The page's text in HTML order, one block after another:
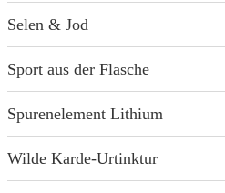
Selen & Jod
Sport aus der Flasche
Spurenelement Lithium
Wilde Karde-Urtinktur